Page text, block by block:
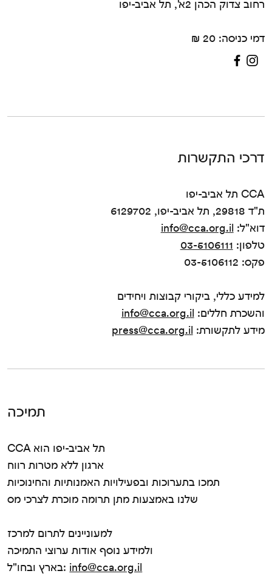
רחוב צדוק הכהן 2א', תל אביב-יפו
דמי כניסה: 20 ₪
דרכי התקשרות
CCA תל אביב-יפו
ת"ד 29818, תל אביב-יפו, 6129702
דוא"ל: info@cca.org.il
טלפון: 03-5106111
פקס: 03-5106112
למידע כללי, ביקורי קבוצות ויחידים
והשכרת חללים: info@cca.org.il
מידע לתקשורת: press@cca.org.il
תמיכה
CCA תל אביב-יפו הוא
ארגון ללא מטרות רווח
תמכו בתערוכות ובפעילויות האמנותיות והחינוכיות
שלנו באמצעות מתן תרומה מוכרת לצרכי מס
למעוניינים לתרום למרכז
ולמידע נוסף אודות ערוצי התמיכה
בארץ ובחו"ל: info@cca.org.il